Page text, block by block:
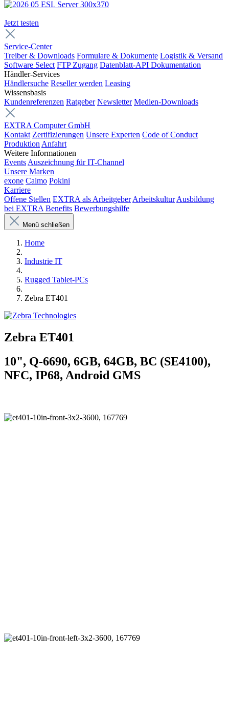
Jetzt testen
Service-Center
Treiber & Downloads Formulare & Dokumente Logistik & Versand
Software Select FTP Zugang Datenblatt-API Dokumentation
Händler-Services
Händlersuche Reseller werden Leasing
Wissensbasis
Kundenreferenzen Ratgeber Newsletter Medien-Downloads
EXTRA Computer GmbH
Kontakt Zertifizierungen Unsere Experten Code of Conduct
Produktion Anfahrt
Weitere Informationen
Events Auszeichnung für IT-Channel
Unsere Marken
exone Calmo Pokini
Karriere
Offene Stellen EXTRA als Arbeitgeber Arbeitskultur Ausbildung
bei EXTRA Benefits Bewerbungshilfe
Menü schließen
Home
Industrie IT
Rugged Tablet-PCs
Zebra ET401
Zebra ET401
10", Q-6690, 6GB, 64GB, BC (SE4100),
NFC, IP68, Android GMS